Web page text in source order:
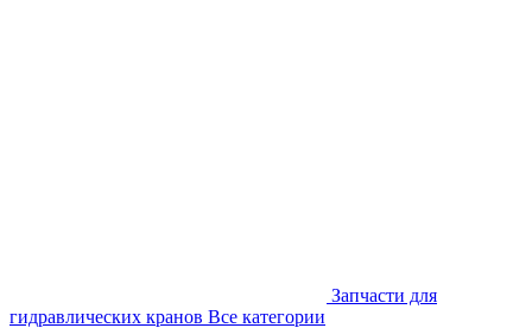
Запчасти для
гидравлических кранов Все категории